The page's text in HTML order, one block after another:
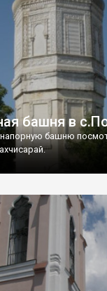
башня в
башню